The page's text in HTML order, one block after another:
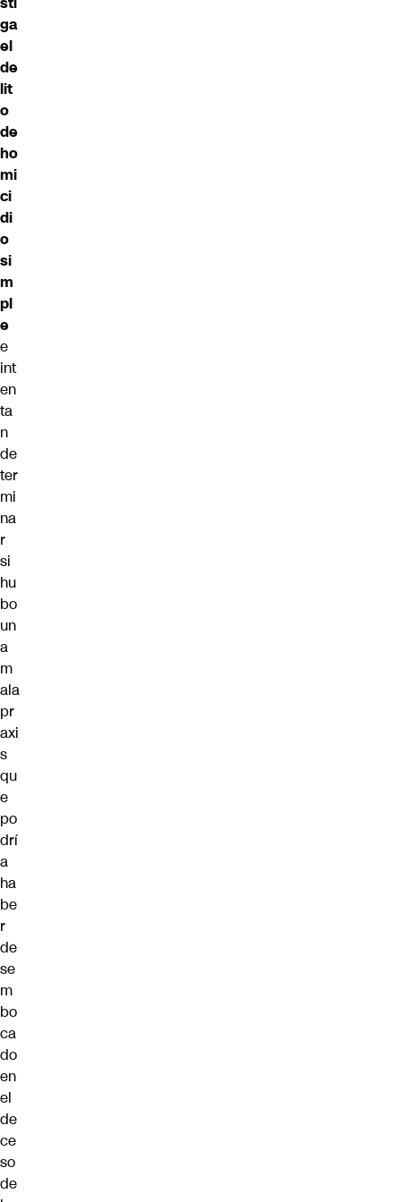
ga
el
de
lit
o
de
ho
mi
ci
di
o
si
m
pl
e
e
int
en
ta
n
de
ter
mi
na
r
si
hu
bo
un
a
m
ala
pr
axi
s
qu
e
po
drí
a
ha
be
r
de
se
m
bo
ca
do
en
el
de
ce
so
de